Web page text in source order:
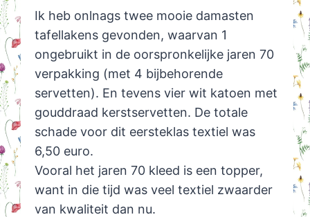
Ik heb onlnags twee mooie damasten
tafellakens gevonden, waarvan 1
ongebruikt in de oorspronkelijke jaren 70
verpakking (met 4 bijbehorende
servetten). En tevens vier wit katoen met
gouddraad kerstservetten. De totale
schade voor dit eersteklas textiel was
6,50 euro.
Vooral het jaren 70 kleed is een topper,
want in die tijd was veel textiel zwaarder
van kwaliteit dan nu.